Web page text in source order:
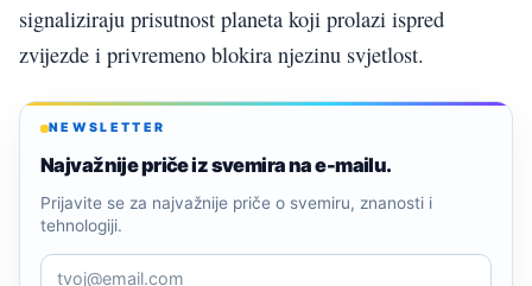
signaliziraju prisutnost planeta koji prolazi ispred
zvijezde i privremeno blokira njezinu svjetlost.
NEWSLETTER
Najvažnije priče iz svemira na e-mailu.
Prijavite se za najvažnije priče o svemiru, znanosti i
tehnologiji.